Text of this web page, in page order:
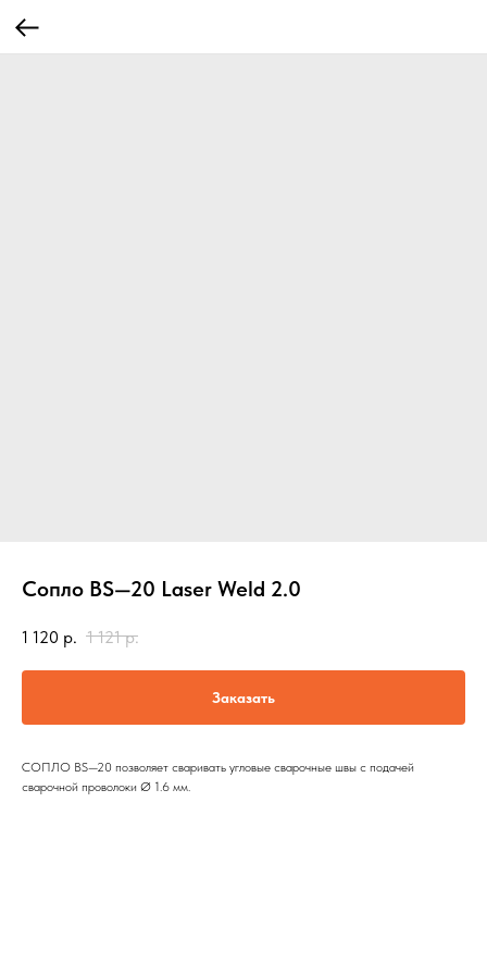
Сопло BS—20 Laser Weld 2.0
1 120 р. 1 121 р.
Заказать
СОПЛО BS—20 позволяет сваривать угловые сварочные швы с подачей
сварочной проволоки Ø 1.6 мм.